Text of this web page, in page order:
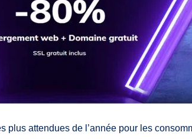
plus attendues de l’année pour les